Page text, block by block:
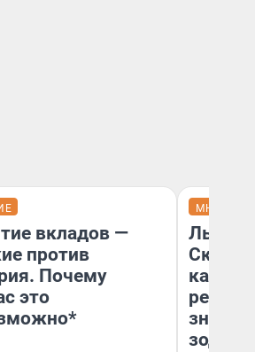
вкладов —
против
Почему
это
МНЕНИЕ
Львам